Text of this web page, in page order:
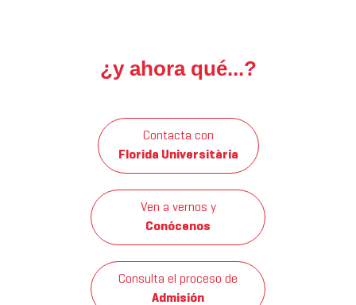
¿y ahora qué...?
Contacta con
Florida Universitària
Ven a vernos y
Conócenos
Consulta el proceso de
Admisión